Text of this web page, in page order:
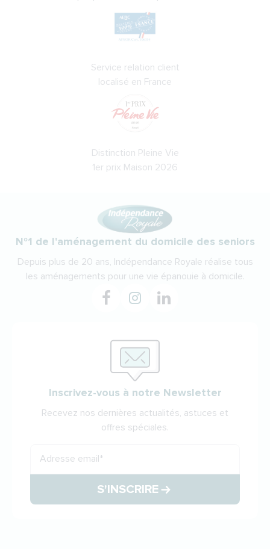
Service relation client
localisé en France
Distinction Pleine Vie
1er prix Maison 2026
N°1 de l'aménagement du domicile des seniors
Depuis plus de 20 ans, Indépendance Royale réalise tous
les aménagements pour une vie épanouie à domicile.
Inscrivez-vous à notre Newsletter
Recevez nos dernières actualités, astuces et
offres spéciales.
Adresse email*
S'INSCRIRE